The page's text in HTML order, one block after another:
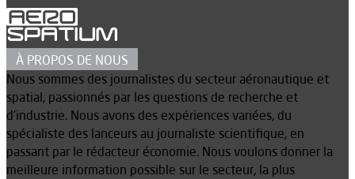
À PROPOS DE NOUS
Nous sommes des journalistes du secteur aéronautique et
spatial, passionnés par les questions de recherche et
d’industrie. Nous avons des expériences variées, du
spécialiste des lanceurs au journaliste scientifique, en
passant par le rédacteur économie. Nous voulons donner la
meilleure information possible sur le secteur, la plus